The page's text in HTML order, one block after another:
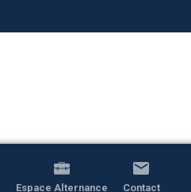
Espace Alternance Contact